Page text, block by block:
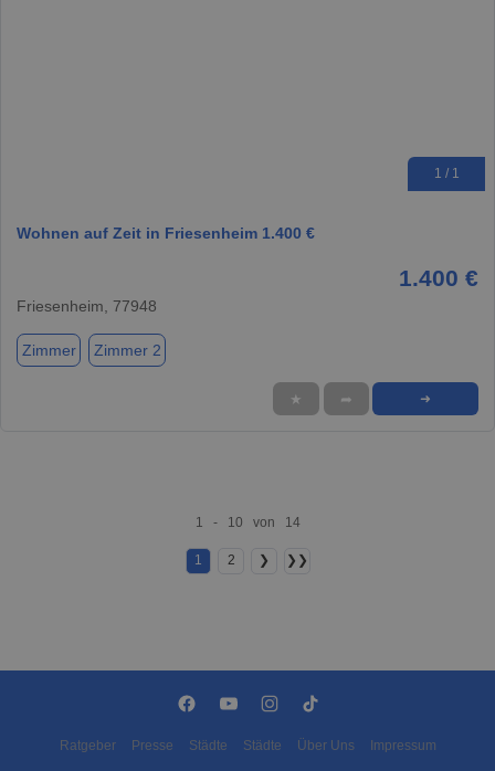
1 / 1
Wohnen auf Zeit in Friesenheim 1.400 €
1.400 €
Friesenheim, 77948
Zimmer Zimmer 2
★ ➦ ➜
1 - 10 von 14
1 2 ❯ ❯❯
Ratgeber Presse Städte Städte Über Uns Impressum